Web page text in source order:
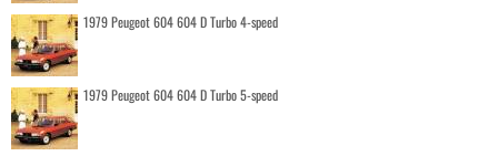
1979 Peugeot 604 604 D Turbo 4-speed
1979 Peugeot 604 604 D Turbo 5-speed